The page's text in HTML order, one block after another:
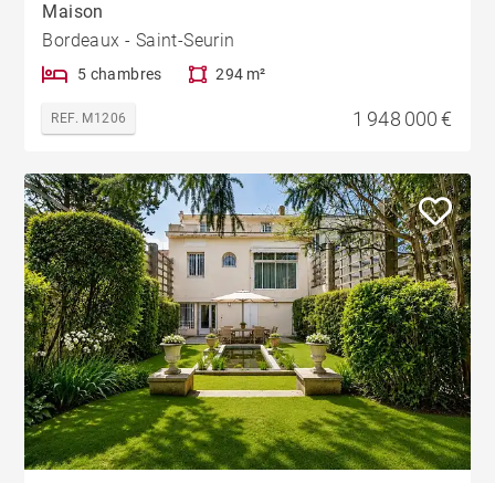
Maison
Bordeaux - Saint-Seurin
5 chambres 294 m²
REF. M1206 1 948 000 €